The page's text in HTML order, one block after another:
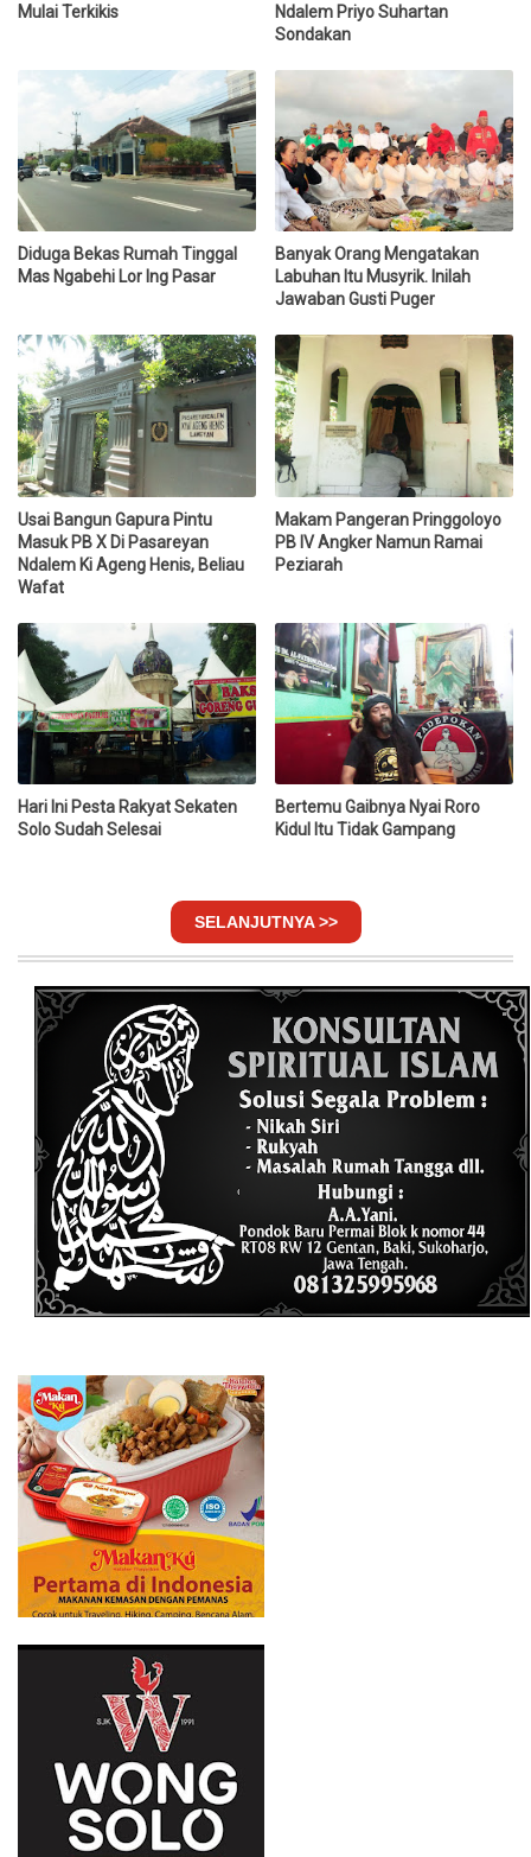
Mulai Terkikis
Ndalem Priyo Suhartan
Sondakan
Diduga Bekas Rumah Tinggal
Mas Ngabehi Lor Ing Pasar
Banyak Orang Mengatakan
Labuhan Itu Musyrik. Inilah
Jawaban Gusti Puger
Usai Bangun Gapura Pintu
Masuk PB X Di Pasareyan
Ndalem Ki Ageng Henis, Beliau
Wafat
Makam Pangeran Pringgoloyo
PB IV Angker Namun Ramai
Peziarah
Hari Ini Pesta Rakyat Sekaten
Solo Sudah Selesai
Bertemu Gaibnya Nyai Roro
Kidul Itu Tidak Gampang
SELANJUTNYA >>